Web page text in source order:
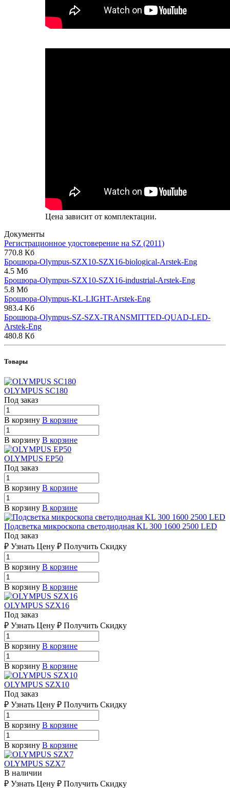
Цена зависит от комплектации.
Документы
Регистрационное удостоверение на SZ (2011)
770.8 Кб
Брошюра-Olympus-SZX10-SZX16-biological-Arstek-Eng
4.5 Мб
Брошюра-Olympus-SZX10-SZX16-industrial-Arstek-Eng
5.8 Мб
Брошюра-Olympus-KL-LIGHT-Arstek-Eng
983.4 Кб
Брошюра-Olympus-SZ-SZX-TRANSMITTED-QUAD-LED-
Arstek-Eng
480.8 Кб
Товары
OLYMPUS SC180
Под заказ
В корзину В корзине
В корзину В корзине
OLYMPUS EP50
Под заказ
В корзину В корзине
В корзину В корзине
Подсветка микроскопа светодиодная KL 300 1600 2500 LED
Под заказ
₽ Узнать Цену ₽ Получить Скидку
В корзину В корзине
В корзину В корзине
OLYMPUS SZX16
Под заказ
₽ Узнать Цену ₽ Получить Скидку
В корзину В корзине
В корзину В корзине
OLYMPUS SZX10
Под заказ
₽ Узнать Цену ₽ Получить Скидку
В корзину В корзине
В корзину В корзине
OLYMPUS SZX7
В наличии
₽ Узнать Цену ₽ Получить Скидку